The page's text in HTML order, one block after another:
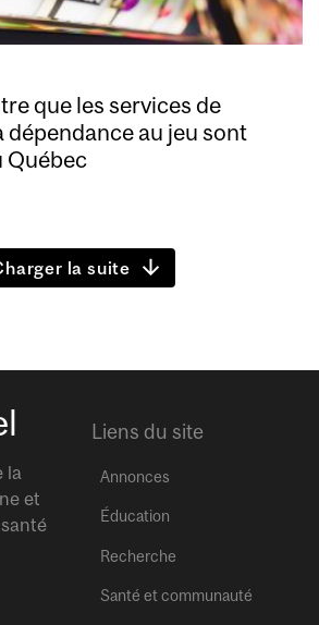
que les services de
au jeu sont
Québec
la suite
la
et
Liens du site
Annonces
Éducation
Recherche
Santé et communauté